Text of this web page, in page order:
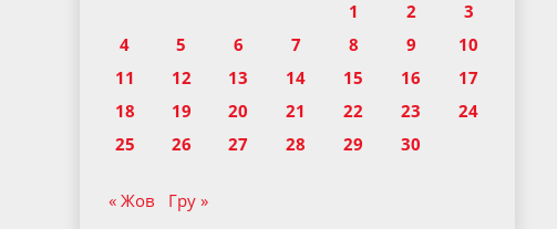
1 2
3
4
5 6 7 8 9
10
11
12 13 14 15 16
17
18
19 20 21 22 23
24
25
26 27 28 29 30
« Жов Гру »